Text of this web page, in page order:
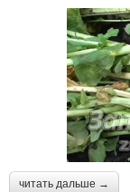
читать дальше →